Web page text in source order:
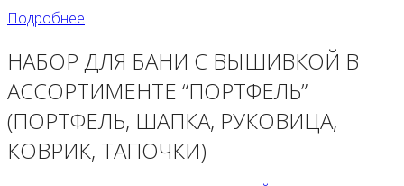
Подробнее
НАБОР ДЛЯ БАНИ С ВЫШИВКОЙ В
АССОРТИМЕНТЕ “ПОРТФЕЛЬ”
(ПОРТФЕЛЬ, ШАПКА, РУКОВИЦА,
КОВРИК, ТАПОЧКИ)